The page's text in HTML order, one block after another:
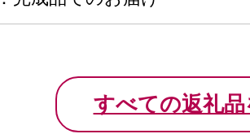
すべての返礼品